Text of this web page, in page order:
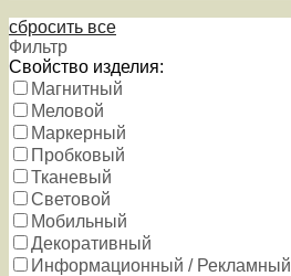
сбросить все
Фильтр
Свойство изделия:
Магнитный
Меловой
Маркерный
Пробковый
Тканевый
Световой
Мобильный
Декоративный
Информационный / Рекламный